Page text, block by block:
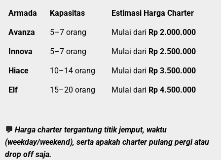
Armada Kapasitas Estimasi Harga Charter
Avanza 5–7 orang Mulai dari Rp 2.000.000
Innova 5–7 orang Mulai dari Rp 2.500.000
Hiace 10–14 orang Mulai dari Rp 3.500.000
Elf 15–20 orang Mulai dari Rp 4.500.000
💬 Harga charter tergantung titik jemput, waktu
(weekday/weekend), serta apakah charter pulang pergi atau
drop off saja.